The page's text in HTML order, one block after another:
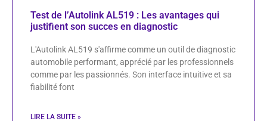
Test de l’Autolink AL519 : Les avantages qui
justifient son succes en diagnostic
L'Autolink AL519 s'affirme comme un outil de diagnostic
automobile performant, apprécié par les professionnels
comme par les passionnés. Son interface intuitive et sa
fiabilité font
LIRE LA SUITE »